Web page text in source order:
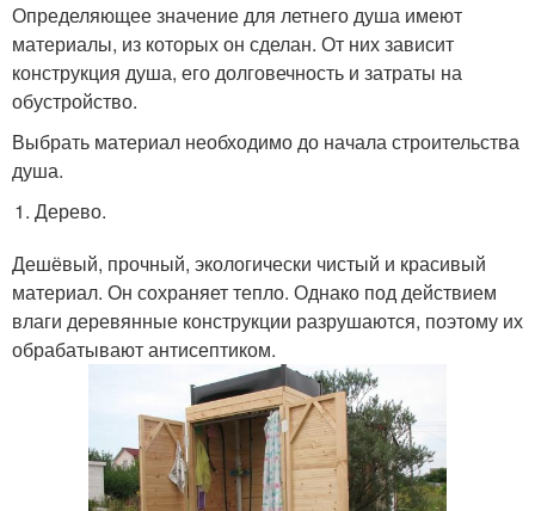
Определяющее значение для летнего душа имеют
материалы, из которых он сделан. От них зависит
конструкция душа, его долговечность и затраты на
обустройство.
Выбрать материал необходимо до начала строительства
душа.
Дерево.
Дешёвый, прочный, экологически чистый и красивый
материал. Он сохраняет тепло. Однако под действием
влаги деревянные конструкции разрушаются, поэтому их
обрабатывают антисептиком.